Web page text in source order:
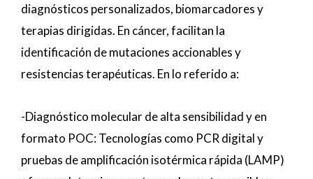
diagnósticos personalizados, biomarcadores y
terapias dirigidas. En cáncer, facilitan la
identificación de mutaciones accionables y
resistencias terapéuticas. En lo referido a:
-Diagnóstico molecular de alta sensibilidad y en
formato POC: Tecnologías como PCR digital y
pruebas de amplificación isotérmica rápida (LAMP)